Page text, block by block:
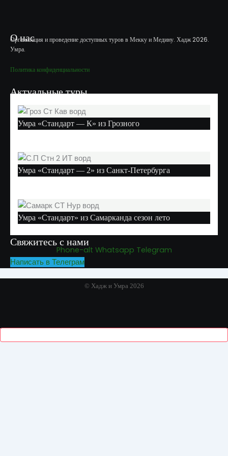
О нас
Организация и проведение доступных туров в Мекку и Медину. Хадж 2026.
Умра.
Политика конфиденциальности
Актуальные туры
Умра «Стандарт — К» из Грозного
Умра «Стандарт — 2» из Санкт-Петербурга
Умра «Стандарт» из Самарканда сезон лето
Свяжитесь с нами
Phone-alt Whatsapp Telegram
Написать в Телеграм
© Хадж и Умра 2026